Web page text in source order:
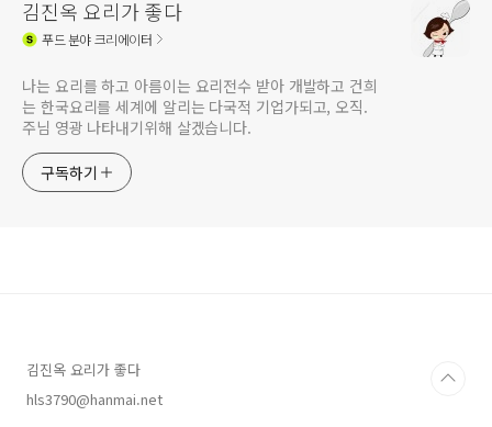
김진옥 요리가 좋다
푸드분야 크리에이터
나는 요리를 하고 아름이는 요리전수 받아 개발하고 건희
는 한국요리를 세계에 알리는 다국적 기업가되고, 오직.
주님 영광 나타내기위해 살겠습니다.
구독하기
김진옥 요리가 좋다
hls3790@hanmai.net